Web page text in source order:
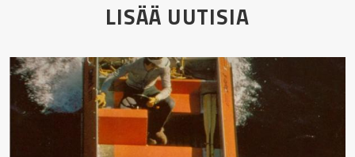
LISÄÄ UUTISIA